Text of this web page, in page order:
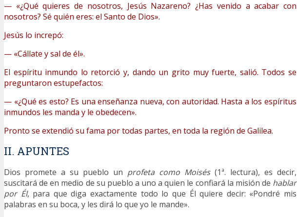
— «¿Qué quieres de nosotros, Jesús Nazareno? ¿Has venido a acabar con
nosotros? Sé quién eres: el Santo de Dios».
Jesús lo increpó:
— «Cállate y sal de él».
El espíritu inmundo lo retorció y, dando un grito muy fuerte, salió. Todos se
preguntaron estupefactos:
— «¿Qué es esto? Es una enseñanza nueva, con autoridad. Hasta a los espíritus
inmundos les manda y le obedecen».
Pronto se extendió su fama por todas partes, en toda la región de Galilea.
II. APUNTES
Dios promete a su pueblo un profeta como Moisés (1ª. lectura), es decir,
suscitará de en medio de su pueblo a uno a quien le confiará la misión de hablar
por Él, para que diga exactamente todo lo que Él quiere decir: «Pondré mis
palabras en su boca, y les dirá lo que yo le mande».